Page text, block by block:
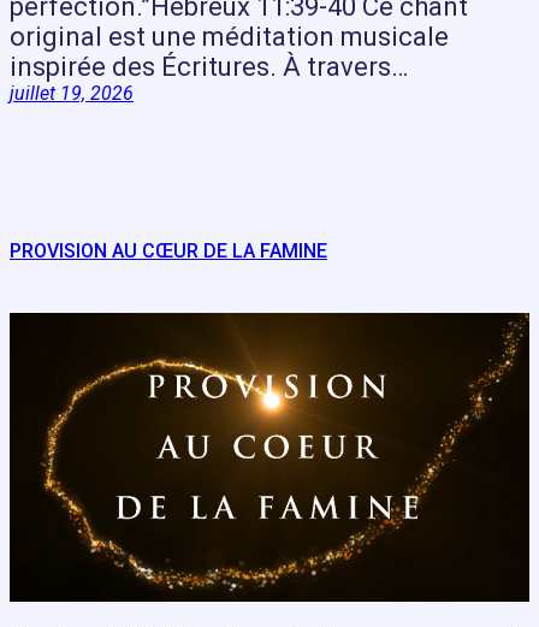
perfection.”Hébreux 11:39-40 Ce chant
original est une méditation musicale
inspirée des Écritures. À travers…
juillet 19, 2026
PROVISION AU CŒUR DE LA FAMINE